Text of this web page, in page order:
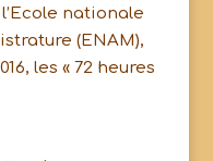
nationale
(ENAM),
les « 72 heures